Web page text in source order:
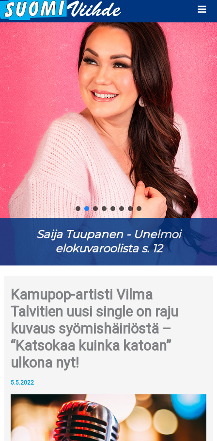
Saija Tuupanen - Unelmoi
elokuvaroolista s. 12
Kamupop-artisti Vilma
Talvitien uusi single on raju
kuvaus syömishäiriöstä –
“Katsokaa kuinka katoan”
ulkona nyt!
5.5.2022